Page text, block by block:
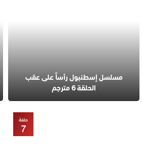
مسلسل إسطنبول رأساً على عقب
الحلقة 6 مترجم
حلقة
7